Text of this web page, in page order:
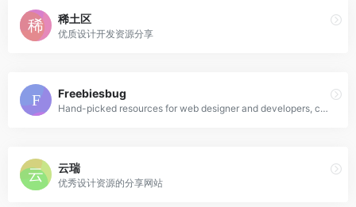
稀土区
优质设计开发资源分享
Freebiesbug
Hand-picked resources for web designer and developers, constantly updated.
云瑞
优秀设计资源的分享网站